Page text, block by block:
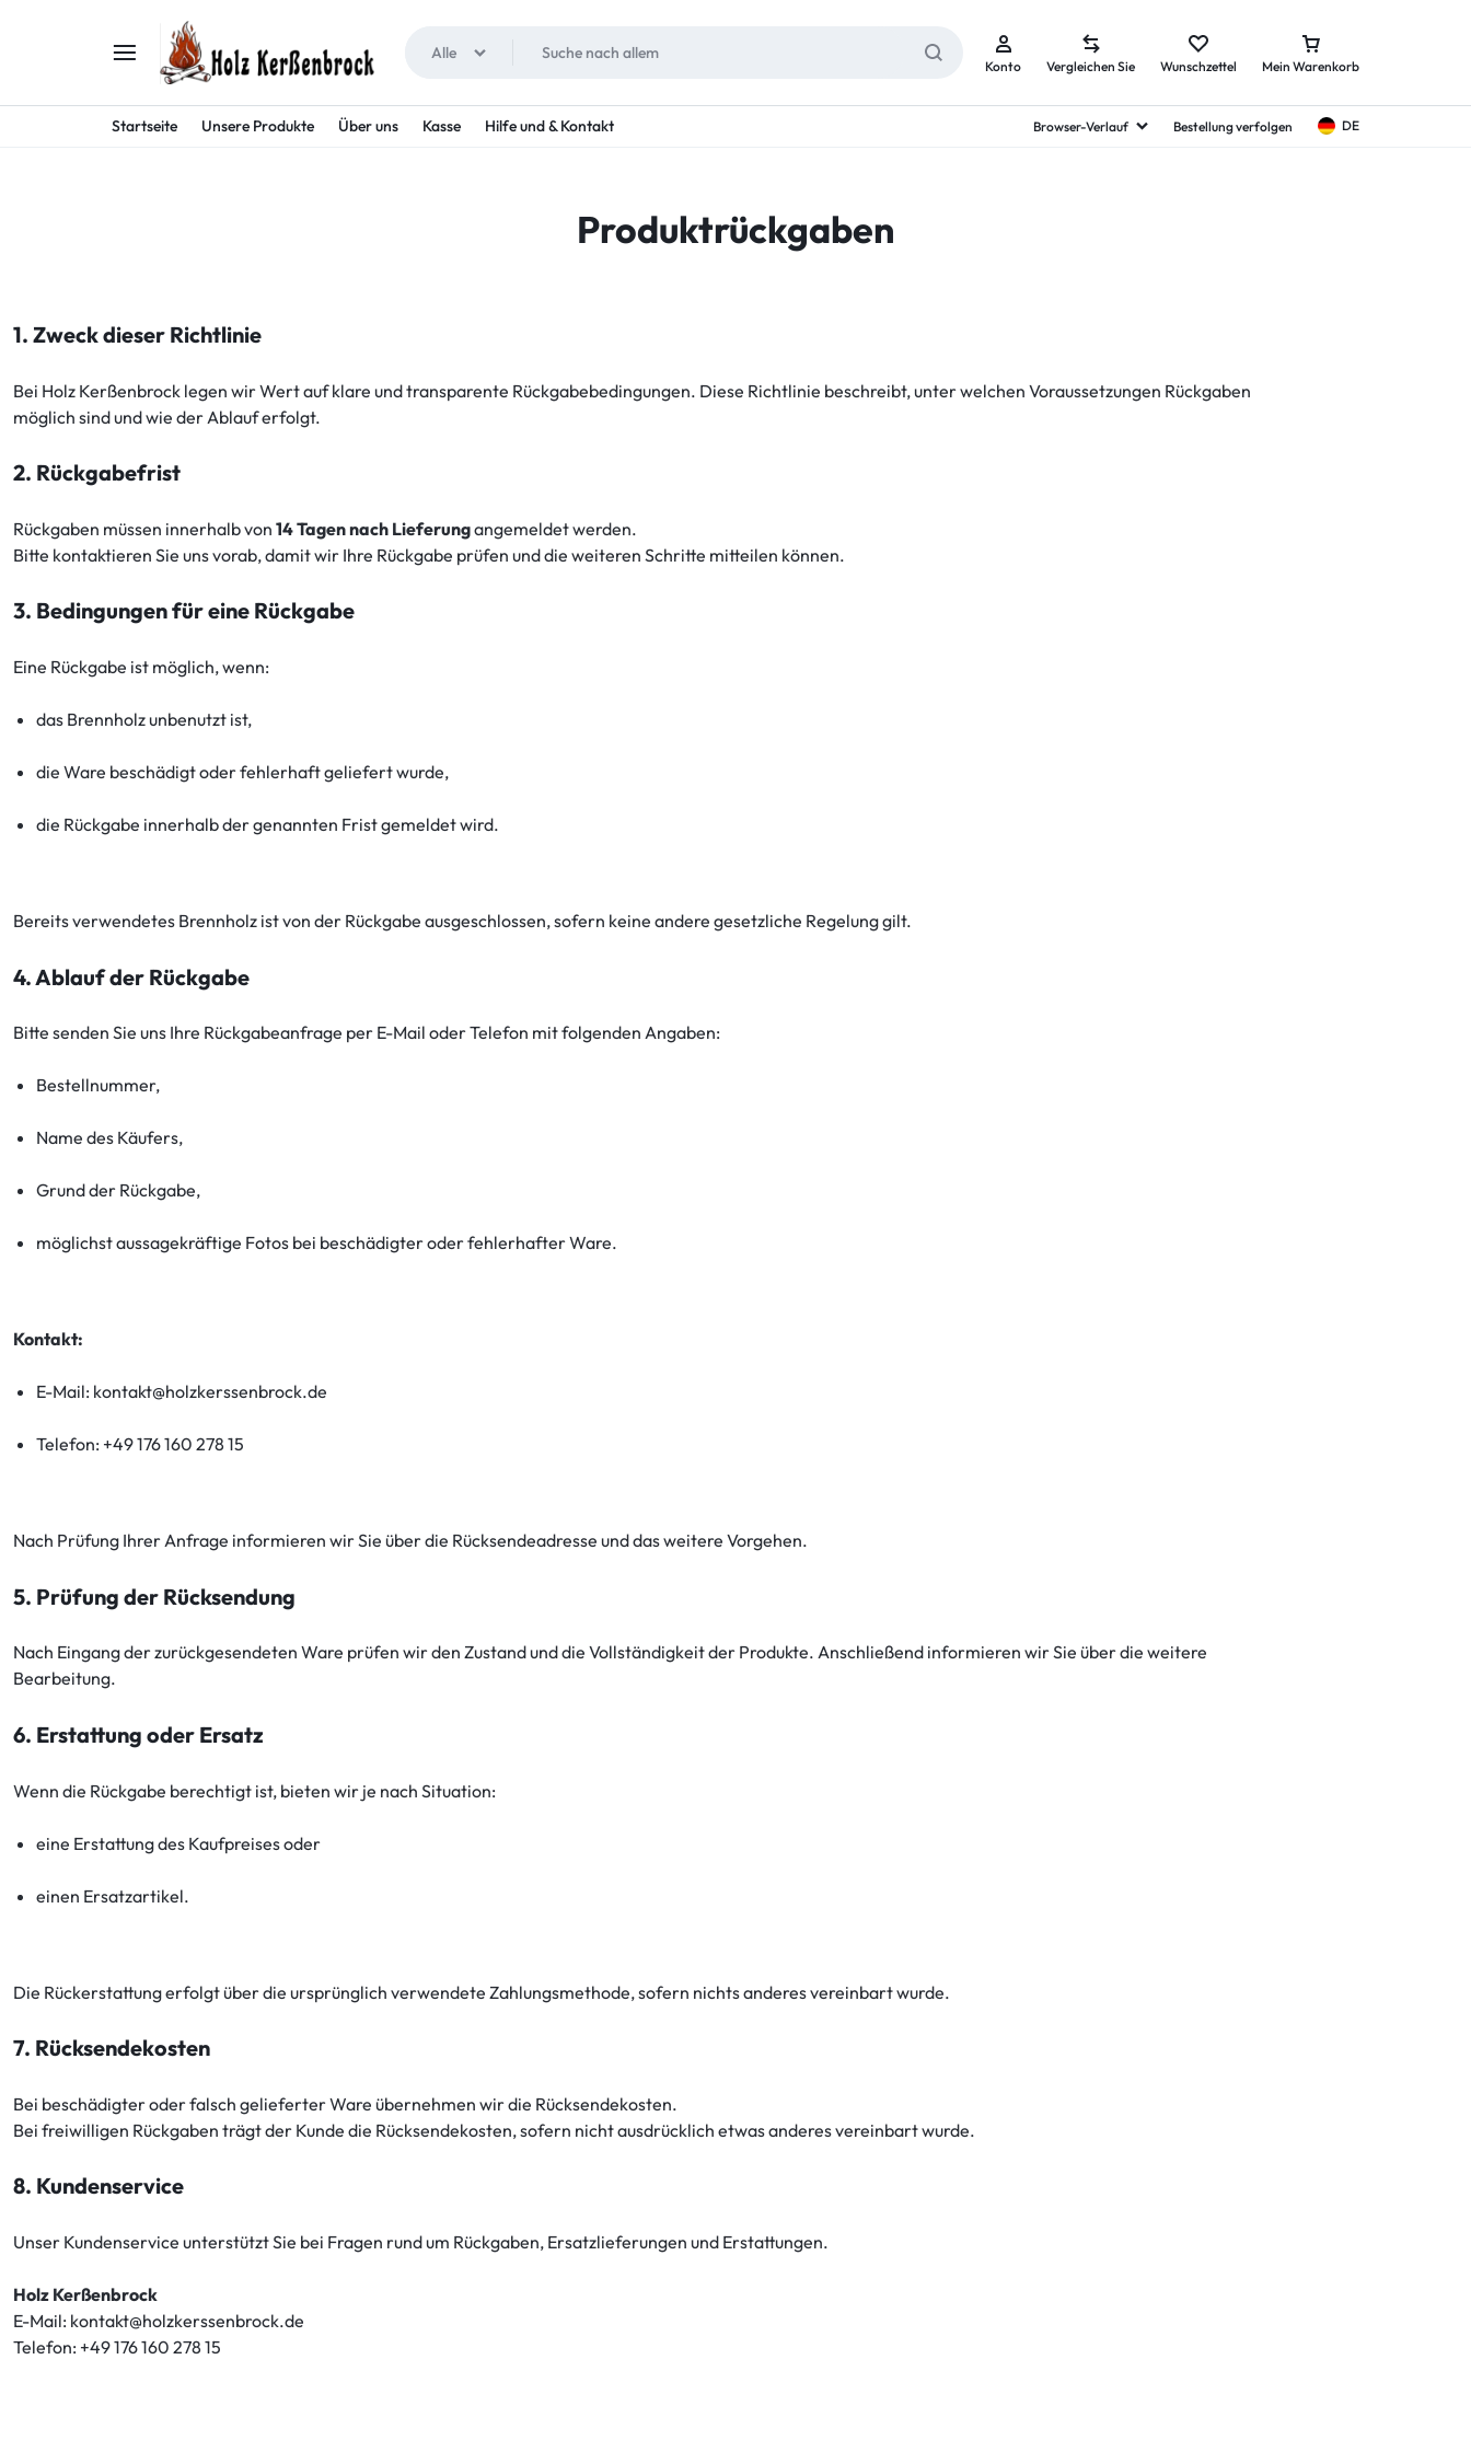
HOLZ
TRETEN
ABENTEUER!
Alle
Konto Vergleichen Sie Wunschzettel Mein Warenkorb
Startseite Unsere Produkte Über uns Kasse Hilfe und & Kontakt Browser-Verlauf Bestellung verfolgen DE
Produktrückgaben
1. Zweck dieser Richtlinie
Bei Holz Kerßenbrock legen wir Wert auf klare und transparente Rückgabebedingungen. Diese Richtlinie beschreibt, unter welchen Voraussetzungen Rückgaben
möglich sind und wie der Ablauf erfolgt.
2. Rückgabefrist
Rückgaben müssen innerhalb von 14 Tagen nach Lieferungangemeldet werden.
Bitte kontaktieren Sie uns vorab, damit wir Ihre Rückgabe prüfen und die weiteren Schritte mitteilen können.
3. Bedingungen für eine Rückgabe
Eine Rückgabe ist möglich, wenn:
das Brennholz unbenutzt ist,
die Ware beschädigt oder fehlerhaft geliefert wurde,
die Rückgabe innerhalb der genannten Frist gemeldet wird.
Bereits verwendetes Brennholz ist von der Rückgabe ausgeschlossen, sofern keine andere gesetzliche Regelung gilt.
4. Ablauf der Rückgabe
Bitte senden Sie uns Ihre Rückgabeanfrage per E-Mail oder Telefon mit folgenden Angaben:
Bestellnummer,
Name des Käufers,
Grund der Rückgabe,
möglichst aussagekräftige Fotos bei beschädigter oder fehlerhafter Ware.
Kontakt:
E-Mail: kontakt@holzkerssenbrock.de
Telefon: +49 176 160 278 15
Nach Prüfung Ihrer Anfrage informieren wir Sie über die Rücksendeadresse und das weitere Vorgehen.
5. Prüfung der Rücksendung
Nach Eingang der zurückgesendeten Ware prüfen wir den Zustand und die Vollständigkeit der Produkte. Anschließend informieren wir Sie über die weitere
Bearbeitung.
6. Erstattung oder Ersatz
Wenn die Rückgabe berechtigt ist, bieten wir je nach Situation:
eine Erstattung des Kaufpreises oder
einen Ersatzartikel.
Die Rückerstattung erfolgt über die ursprünglich verwendete Zahlungsmethode, sofern nichts anderes vereinbart wurde.
7. Rücksendekosten
Bei beschädigter oder falsch gelieferter Ware übernehmen wir die Rücksendekosten.
Bei freiwilligen Rückgaben trägt der Kunde die Rücksendekosten, sofern nicht ausdrücklich etwas anderes vereinbart wurde.
8. Kundenservice
Unser Kundenservice unterstützt Sie bei Fragen rund um Rückgaben, Ersatzlieferungen und Erstattungen.
Holz Kerßenbrock
E-Mail: kontakt@holzkerssenbrock.de
Telefon: +49 176 160 278 15